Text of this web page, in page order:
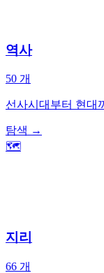
역사
50 개
선사시대부터 현대
탐색 →
🗺️
지리
66 개